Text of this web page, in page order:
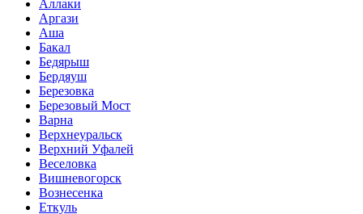
Аллаки
Аргази
Аша
Бакал
Бедярыш
Бердяуш
Березовка
Березовый Мост
Варна
Верхнеуральск
Верхний Уфалей
Веселовка
Вишневогорск
Вознесенка
Еткуль